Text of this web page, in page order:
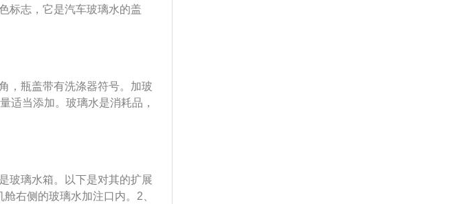
标志，它是汽车玻璃水的盖
护过程中，根据季节和天气
反射，你也可以用玻璃水擦
使用速度会非常快。注意及
，瓶盖带有洗涤器符号。加玻
适当添加。玻璃水是消耗品，
璃水配置因季节而异：夏季沙
液冰点。只要百分之50-60的
，这样就能满足大部分地区的
玻璃水箱。以下是对其的扩展
右侧的玻璃水加注口内。2、